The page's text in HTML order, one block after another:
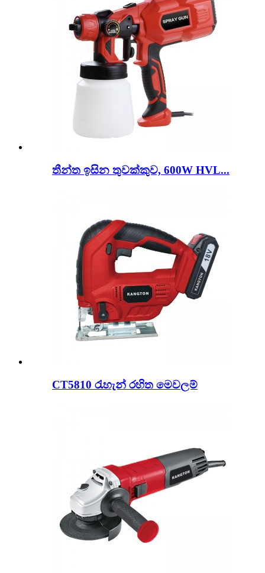
තීන්ත ඉසින තුවක්කුව, 600W HVL...
CT5810 රැහැන් රහිත මෙවලම්